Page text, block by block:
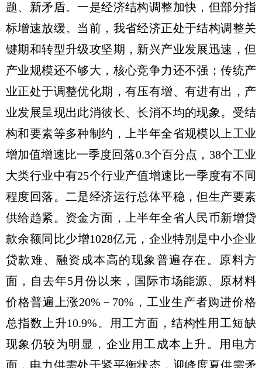
题、新矛盾。一是经济结构调整加快，但部分指
标增速放缓。当前，我省经济正处于结构调整关
键期和转型升级攻坚期，新兴产业发展迅速，但
产业规模还不够大，核心竞争力还不强；传统产
业正处于调整优化期，有压有增、有进有出，产
业发展呈现出此消彼长、长消不均的现象。受结
构和要素等多种制约，上半年全省规模以上工业
增加值增速比一季度回落0.3个百分点，38个工业
大类行业中有25个行业产值增速比一季度有不同
程度回落。二是经济运行总体平稳，但生产要素
供给趋紧。资金方面，上半年全省人民币新增贷
款余额同比少增1028亿元，企业特别是中小企业
贷款难、融资成本高的现象普遍存在。原料方
面，自去年5月份以来，国际市场能源、原材料
价格普遍上涨20%－70%，工业生产者购进价格
总指数上升10.9%。用工方面，结构性用工短缺
现象仍较为明显，企业用工成本上升。用电方
面，电力供需处于紧平衡状态，迎峰度夏供需矛